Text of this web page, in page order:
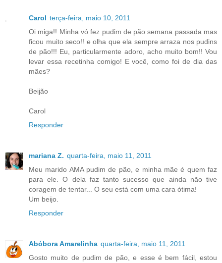
Carol terça-feira, maio 10, 2011
Oi miga!! Minha vó fez pudim de pão semana passada mas
ficou muito seco!! e olha que ela sempre arraza nos pudins
de pão!!! Eu, particularmente adoro, acho muito bom!! Vou
levar essa recetinha comigo! E você, como foi de dia das
mães?
Beijão
Carol
Responder
mariana Z. quarta-feira, maio 11, 2011
Meu marido AMA pudim de pão, e minha mãe é quem faz
para ele. O dela faz tanto sucesso que ainda não tive
coragem de tentar... O seu está com uma cara ótima!
Um beijo.
Responder
Abóbora Amarelinha quarta-feira, maio 11, 2011
Gosto muito de pudim de pão, e esse é bem fácil, estou